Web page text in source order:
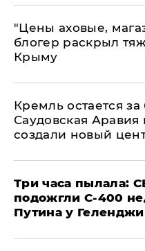
​"Цены аховые,
блогер раскрыл
Крыму
​Кремль остается
Саудовская Аравия
создали новый
Три часа пылала:
подожгли С-400
Путина у